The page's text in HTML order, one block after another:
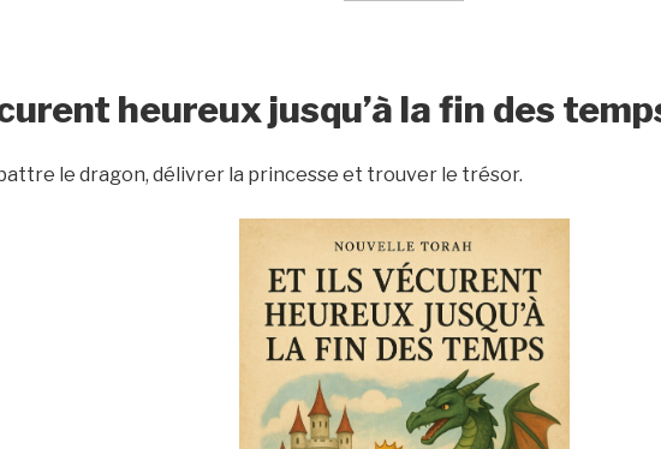
heureux jusqu’à la fin des
le dragon, délivrer la princesse et trouver le trésor.